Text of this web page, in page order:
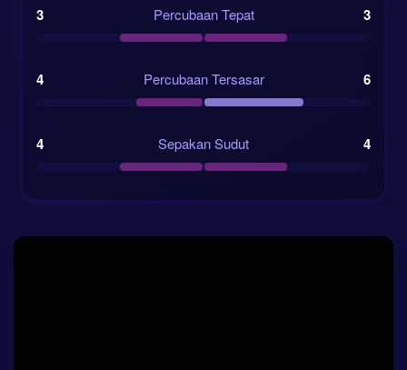
3 Percubaan Tepat 3
4 Percubaan Tersasar 6
4 Sepakan Sudut 4